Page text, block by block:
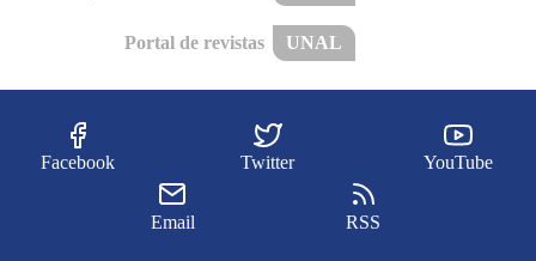
Portal de revistas UNAL
Facebook Twitter YouTube
Email RSS